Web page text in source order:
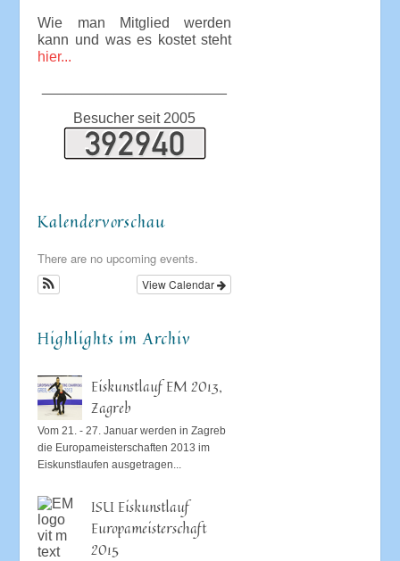
Wie man Mitglied werden
kann und was es kostet steht
hier...
Besucher seit 2005
Kalendervorschau
There are no upcoming events.
View Calendar
Highlights im Archiv
Eiskunstlauf EM 2013,
Zagreb
Vom 21. - 27. Januar werden in Zagreb
die Europameisterschaften 2013 im
Eiskunstlaufen ausgetragen...
ISU Eiskunstlauf
Europameisterschaft
2015